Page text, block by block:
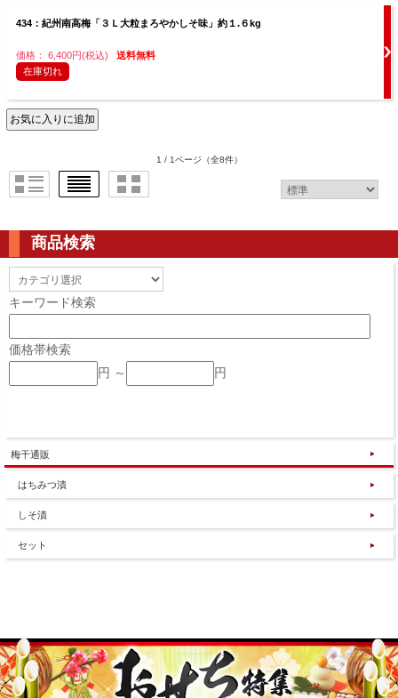
434：紀州南高梅「３Ｌ大粒まろやかしそ味」約１.６kg
価格： 6,400円(税込)
送料無料
在庫切れ
1 / 1ページ （全8件）
商品検索
キーワード検索
価格帯検索
円 ～
円
梅干通販
はちみつ漬
しそ漬
セット